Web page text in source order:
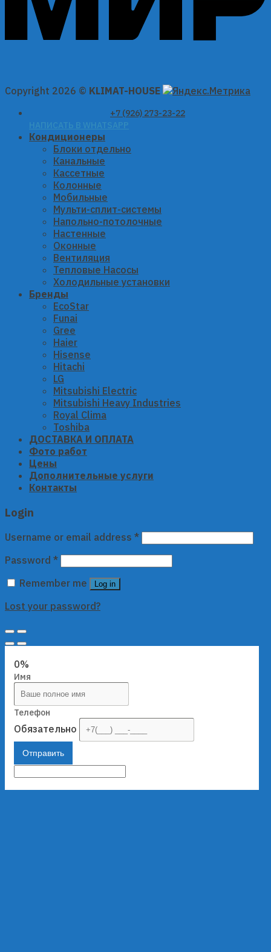
Copyright 2026 © KLIMAT-HOUSE
+7 (926) 273-23-22
НАПИСАТЬ В WHATSAPP
Кондиционеры
Блоки отдельно
Канальные
Кассетные
Колонные
Мобильные
Мульти-сплит-системы
Напольно-потолочные
Настенные
Оконные
Вентиляция
Тепловые Насосы
Холодильные установки
Бренды
EcoStar
Funai
Gree
Haier
Hisense
Hitachi
LG
Mitsubishi Electric
Mitsubishi Heavy Industries
Royal Clima
Toshiba
ДОСТАВКА И ОПЛАТА
Фото работ
Цены
Дополнительные услуги
Контакты
Login
Username or email address *
Password *
Remember me
Log in
Lost your password?
0%
Имя
Телефон
Обязательно
Отправить